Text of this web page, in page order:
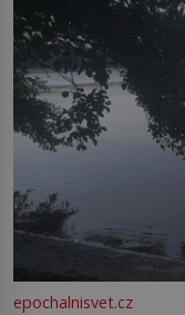
epochalnisvet.cz